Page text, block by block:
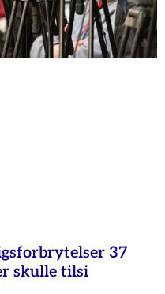
37
skulle tilsi